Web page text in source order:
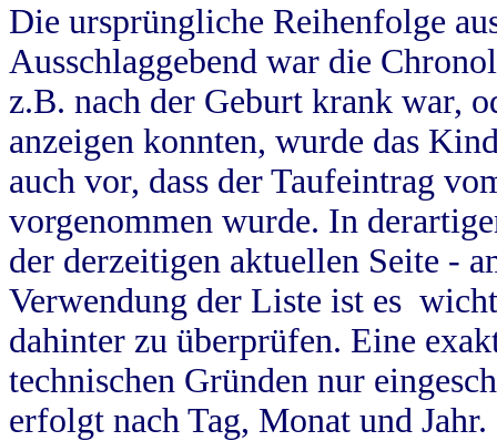
Die ursprüngliche Reihenfolge
Ausschlaggebend war die
z.B. nach der Geburt krank war,
anzeigen konnten, wurde das
auch vor, dass der Taufeintrag
vorgenommen wurde. In
der derzeitigen aktuellen Seite -
Verwendung der Liste ist es
dahinter zu überprüfen. Eine
technischen Gründen nur
erfolgt nach Tag, Monat und Jahr.